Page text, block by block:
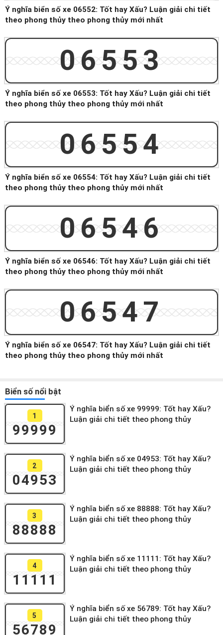
Ý nghĩa biển số xe 06552: Tốt hay Xấu? Luận giải chi tiết
theo phong thủy theo phong thủy mới nhất
06553
Ý nghĩa biển số xe 06553: Tốt hay Xấu? Luận giải chi tiết
theo phong thủy theo phong thủy mới nhất
06554
Ý nghĩa biển số xe 06554: Tốt hay Xấu? Luận giải chi tiết
theo phong thủy theo phong thủy mới nhất
06546
Ý nghĩa biển số xe 06546: Tốt hay Xấu? Luận giải chi tiết
theo phong thủy theo phong thủy mới nhất
06547
Ý nghĩa biển số xe 06547: Tốt hay Xấu? Luận giải chi tiết
theo phong thủy theo phong thủy mới nhất
Biển số nổi bật
1
99999
Ý nghĩa biển số xe 99999: Tốt hay Xấu?
Luận giải chi tiết theo phong thủy
2
04953
Ý nghĩa biển số xe 04953: Tốt hay Xấu?
Luận giải chi tiết theo phong thủy
3
88888
Ý nghĩa biển số xe 88888: Tốt hay Xấu?
Luận giải chi tiết theo phong thủy
4
11111
Ý nghĩa biển số xe 11111: Tốt hay Xấu?
Luận giải chi tiết theo phong thủy
5
56789
Ý nghĩa biển số xe 56789: Tốt hay Xấu?
Luận giải chi tiết theo phong thủy